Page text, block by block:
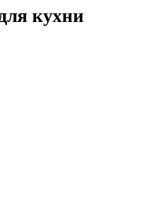
кухни